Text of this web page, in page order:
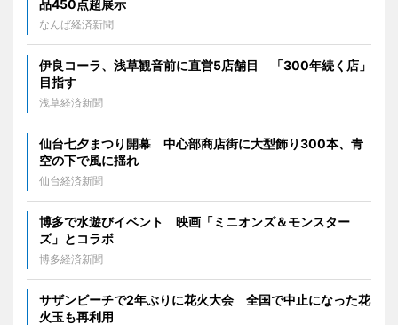
品450点超展示
なんば経済新聞
伊良コーラ、浅草観音前に直営5店舗目 「300年続く店」
目指す
浅草経済新聞
仙台七夕まつり開幕 中心部商店街に大型飾り300本、青
空の下で風に揺れ
仙台経済新聞
博多で水遊びイベント 映画「ミニオンズ＆モンスター
ズ」とコラボ
博多経済新聞
サザンビーチで2年ぶりに花火大会 全国で中止になった花
火玉も再利用